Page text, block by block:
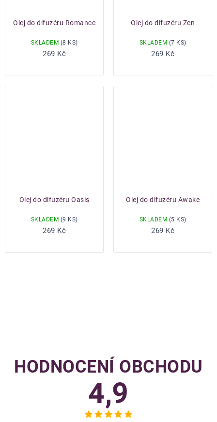
Olej do difuzéru Romance
SKLADEM (8 KS)
269 Kč
Do košíku
Olej do difuzéru Zen
SKLADEM (7 KS)
269 Kč
Do košíku
Olej do difuzéru Oasis
SKLADEM (9 KS)
269 Kč
Do košíku
Olej do difuzéru Awake
SKLADEM (5 KS)
269 Kč
Do košíku
HODNOCENÍ OBCHODU
4,9
Průměrné